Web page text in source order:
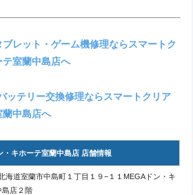
レット・ゲーム機修理ならスマートク
テ室蘭中島店へ
ッテリー交換修理ならスマートクリア
蘭中島店へ
・キホーテ室蘭中島店 店舗情報
海道室蘭市中島町１丁目１９−１１MEGAドン・キ
島店２階